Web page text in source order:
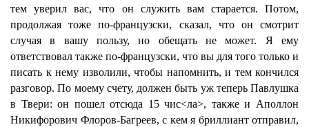
тем уверил вас, что он служить вам старается. Потом,
продолжая тоже по-французски, сказал, что он смотрит
случая в вашу пользу, но обещать не может. Я ему
ответствовал также по-французски, что вы для того только и
писать к нему изволили, чтобы напомнить, и тем кончился
разговор. По моему счету, должен быть уж теперь Павлушка
в Твери: он пошел отсюда 15 чис<ла>, также и Аполлон
Никифорович Флоров-Багреев, с кем я бриллиант отправил,